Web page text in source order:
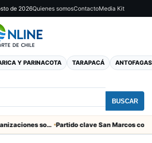
de 2026Quienes somosContactoMedia Kit
Y PARINACOTA TARAPACÁ
BUSCAR
Entregaron fibra óptica gratuita a organizaciones sociales de Arica